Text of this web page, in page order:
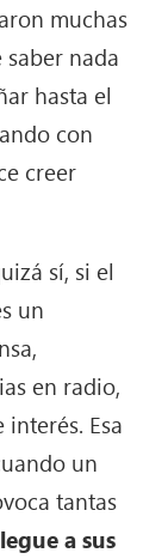
muchas
saber nada
hasta el
con
creer
sí, si el
un
en radio,
interés. Esa
un
tantas
a sus